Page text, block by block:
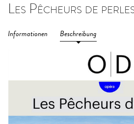
Informationen Beschreibung